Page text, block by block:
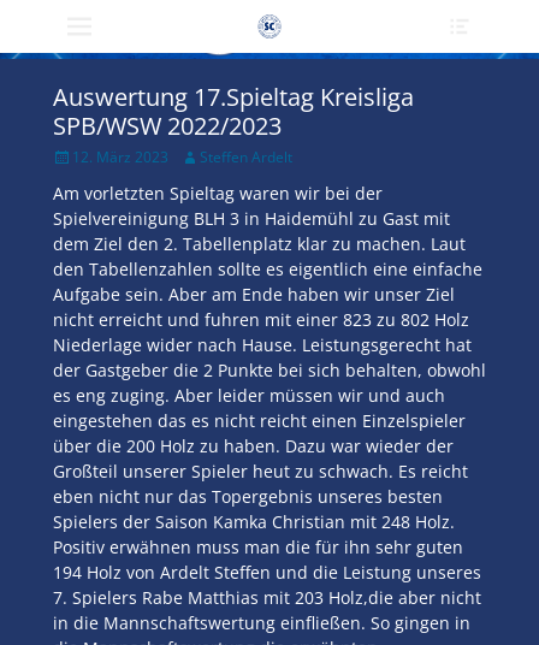
überspringen
Auswertung 17.Spieltag Kreisliga
SPB/WSW 2022/2023
Veröffentlicht
12. März 2023 Author
Steffen Ardelt
Am vorletzten Spieltag waren wir bei der
Spielvereinigung BLH 3 in Haidemühl zu Gast mit
dem Ziel den 2. Tabellenplatz klar zu machen. Laut
den Tabellenzahlen sollte es eigentlich eine einfache
Aufgabe sein. Aber am Ende haben wir unser Ziel
nicht erreicht und fuhren mit einer 823 zu 802 Holz
Niederlage wider nach Hause. Leistungsgerecht hat
der Gastgeber die 2 Punkte bei sich behalten, obwohl
es eng zuging. Aber leider müssen wir und auch
eingestehen das es nicht reicht einen Einzelspieler
über die 200 Holz zu haben. Dazu war wieder der
Großteil unserer Spieler heut zu schwach. Es reicht
eben nicht nur das Topergebnis unseres besten
Spielers der Saison Kamka Christian mit 248 Holz.
Positiv erwähnen muss man die für ihn sehr guten
194 Holz von Ardelt Steffen und die Leistung unseres
7. Spielers Rabe Matthias mit 203 Holz,die aber nicht
in die Mannschaftswertung einfließen. So gingen in